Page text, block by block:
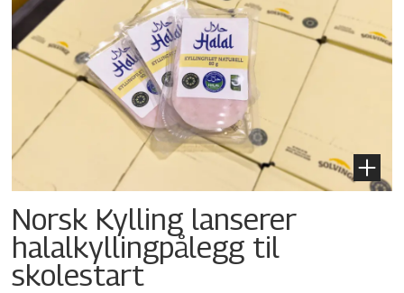
Norsk Kylling lanserer
halalkyllingpålegg til
skolestart